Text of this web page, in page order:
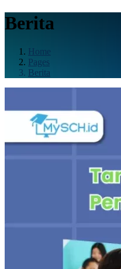
Berita
Home
Pages
Berita